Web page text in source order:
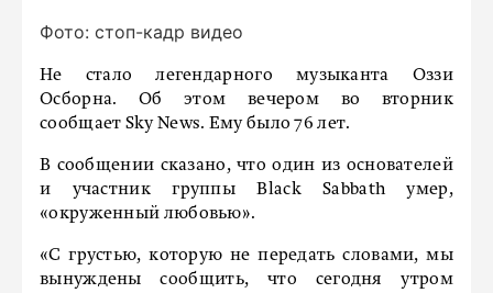
Фото: стоп-кадр видео
Не стало легендарного музыканта Оззи
Осборна. Об этом вечером во вторник
сообщает Sky News. Ему было 76 лет.
В сообщении сказано, что один из основателей
и участник группы Black Sabbath умер,
«окруженный любовью».
«С грустью, которую не передать словами, мы
вынуждены сообщить, что сегодня утром